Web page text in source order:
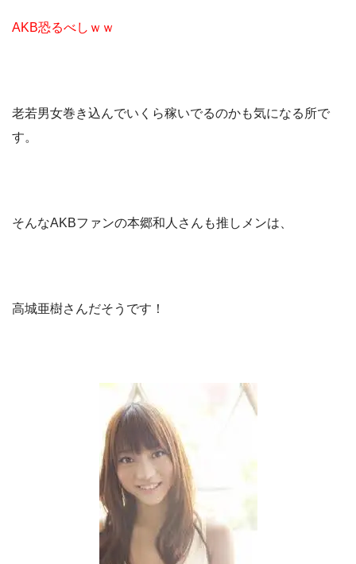
AKB恐るべしｗｗ
老若男女巻き込んでいくら稼いでるのかも気になる所で
す。
そんなAKBファンの本郷和人さんも推しメンは、
高城亜樹さんだそうです！